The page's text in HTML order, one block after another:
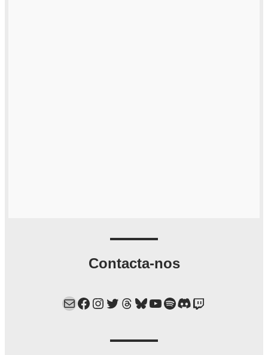
Contacta-nos
Mail Facebook Instagram Twitter Threads Bluesky YouTube Spotify Discord Twitch